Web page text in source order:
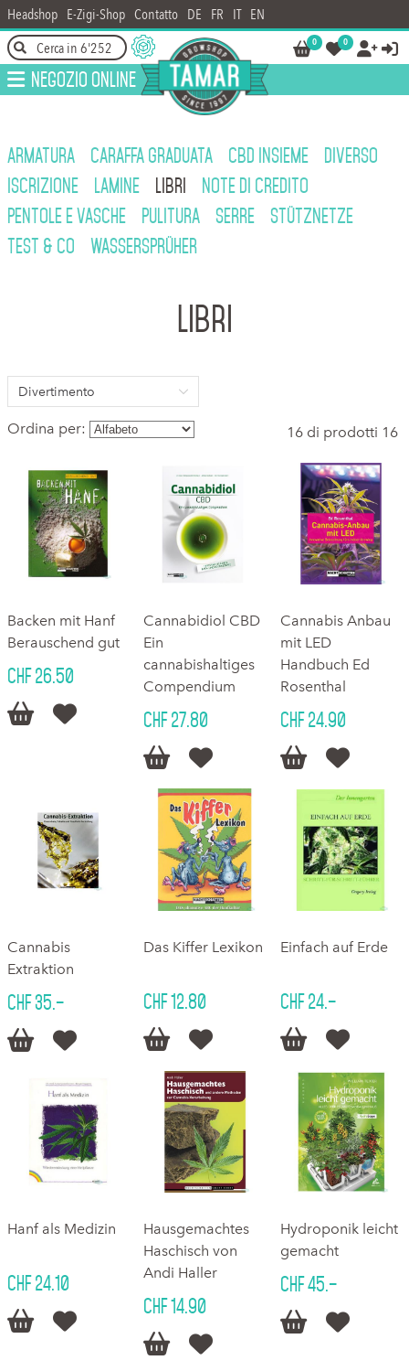
Headshop E-Zigi-Shop Contatto DE FR IT EN
0 0  
Negozio online
ARMATURA CARAFFA GRADUATA CBD INSIEME
DIVERSO
ISCRIZIONE
LAMINE LIBRI
NOTE DI CREDITO
PENTOLE E VASCHE
PULITURA SERRE
STÜTZNETZE
TEST & CO
WASSERSPRÜHER
Libri
Divertimento
Ordina per: 16 di prodotti 16
Backen mit Hanf
Berauschend gut
CHF 26.50
 
Cannabidiol CBD
Ein
cannabishaltiges
Compendium
CHF 27.80
 
Cannabis Anbau
mit LED
Handbuch Ed
Rosenthal
CHF 24.90
 
Cannabis
Extraktion
CHF 35.–
 
Das Kiffer Lexikon
CHF 12.80
 
Einfach auf Erde
CHF 24.–
 
Hanf als Medizin
CHF 24.10
 
Hausgemachtes
Haschisch von
Andi Haller
CHF 14.90
 
Hydroponik leicht
gemacht
CHF 45.–
 